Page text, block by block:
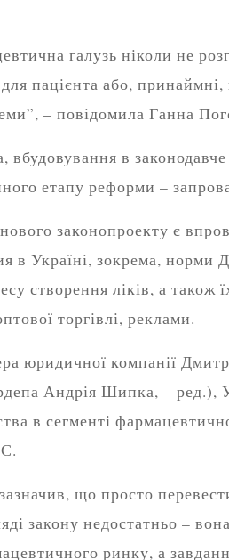
галузь ніколи не
пацієнта або,
– повідомила Ганна
вбудовування в
етапу реформи –
законопроекту є
в Україні, зокрема,
створення ліків, а також
торгівлі, реклами.
юридичної компанії
Андрія Шипка, – ред.),
в сегменті
що просто
закону недостатньо –
ринку, а